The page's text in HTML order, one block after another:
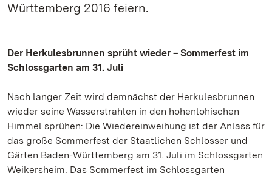
Württemberg 2016 feiern.
Der Herkulesbrunnen sprüht wieder – Sommerfest im
Schlossgarten am 31. Juli
Nach langer Zeit wird demnächst der Herkulesbrunnen
wieder seine Wasserstrahlen in den hohenlohischen
Himmel sprühen: Die Wiedereinweihung ist der Anlass für
das große Sommerfest der Staatlichen Schlösser und
Gärten Baden-Württemberg am 31. Juli im Schlossgarten
Weikersheim. Das Sommerfest im Schlossgarten